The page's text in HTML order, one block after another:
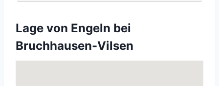
Lage von Engeln bei
Bruchhausen-Vilsen